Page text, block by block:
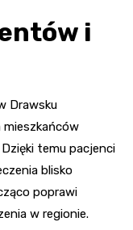
i
Drawsku
temu pacjenci
blisko
poprawi
w regionie.